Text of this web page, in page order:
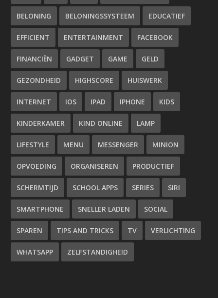
BELONING BELONINGSSYSTEEM EDUCATIEF
EFFICIENT ENTERTAINMENT FACEBOOK
FINANCIËN GADGET GAME GELD
GEZONDHEID HIGHSCORE HUISWERK
INTERNET IOS IPAD IPHONE KIDS
KINDERKAMER KIND ONLINE LAMP
LIFESTYLE MENU MESSENGER MINION
OPVOEDING ORGANISEREN PRODUCTIEF
SCHERMTIJD SCHOOL APPS SERIES SIRI
SMARTPHONE SNELLER LADEN SOCIAL
SPAREN TIPS AND TRICKS TV VERLICHTING
WHATSAPP ZELFSTANDIGHEID